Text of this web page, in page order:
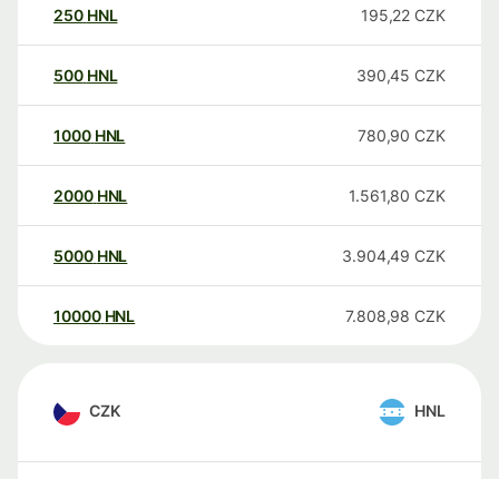
250 HNL 195,22 CZK
500 HNL 390,45 CZK
1000 HNL 780,90 CZK
2000 HNL 1.561,80 CZK
5000 HNL 3.904,49 CZK
10000 HNL 7.808,98 CZK
CZK HNL